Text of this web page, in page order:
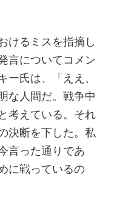
けるミスを指摘し
言についてコメン
ー氏は、「ええ、
な人間だ。戦争中
考えている。それ
決断を下した。私
言った通りであ
に戦っているの